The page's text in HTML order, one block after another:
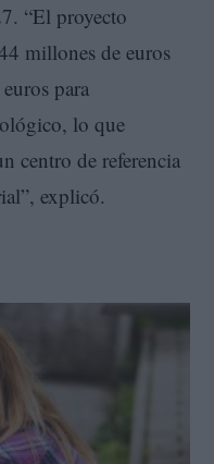
“El proyecto
millones de euros
para
lo que
centro de referencia
explicó.